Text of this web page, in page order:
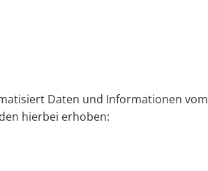
Daten und Informationen vom
hierbei erhoben: